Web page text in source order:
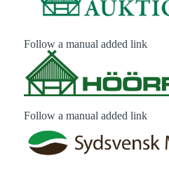
Follow a manual added link
Follow a manual added link